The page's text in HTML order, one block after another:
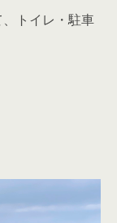
トイレ・駐車